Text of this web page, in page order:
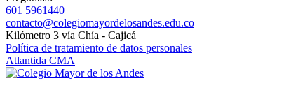
601 5961440
contacto@colegiomayordelosandes.edu.co
Kilómetro 3 vía Chía - Cajicá
Política de tratamiento de datos personales
Atlantida CMA